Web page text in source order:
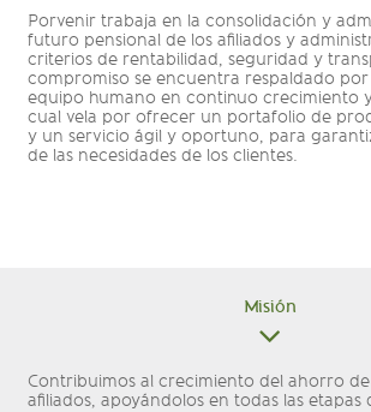
Porvenir trabaja en la consolidación y
futuro pensional de los afiliados y
criterios de rentabilidad, seguridad y
compromiso se encuentra respaldado
equipo humano en continuo crecimiento
cual vela por ofrecer un portafolio de
y un servicio ágil y oportuno, para
de las necesidades de los clientes.
Misión
Contribuimos al crecimiento del ahorro
afiliados, apoyándolos en todas las etapas